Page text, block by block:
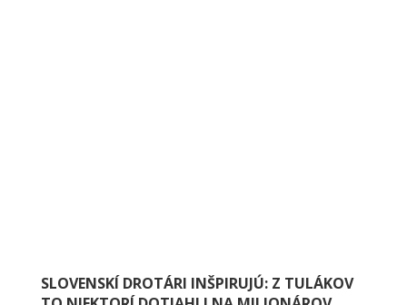
SLOVENSKÍ DROTÁRI INŠPIRUJÚ: Z TULÁKOV